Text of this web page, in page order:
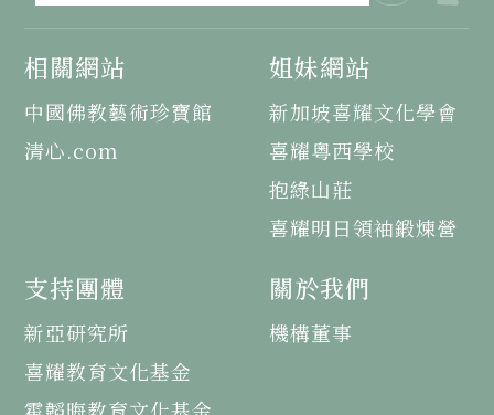
相關網站
中國佛教藝術珍寶館
清心.com
姐妹網站
新加坡喜耀文化學會
喜耀粵西學校
抱綠山莊
喜耀明日領袖鍛煉營
支持團體
新亞研究所
喜耀教育文化基金
關於我們
機構董事